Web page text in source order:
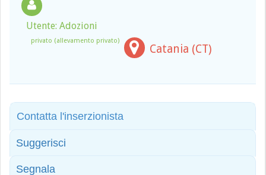
Utente: Adozioni
privato (allevamento privato)
Catania (CT)
Contatta l'inserzionista
Suggerisci
Segnala